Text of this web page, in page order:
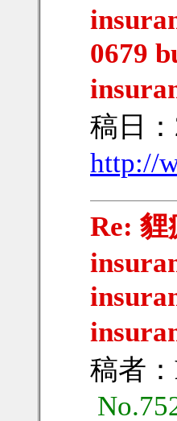
0679
稿日
http://
Re: 貍
稿者：